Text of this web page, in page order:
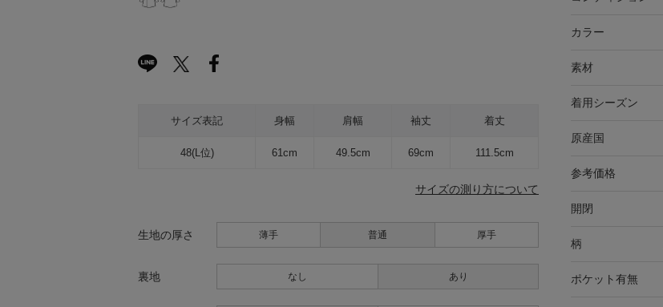
サイズ表記 身幅 肩幅 袖丈 着丈
48(L位) 61cm 49.5cm 69cm 111.5cm
サイズの測り方について
生地の厚さ 薄手 普通 厚手
裏地 なし あり
カラー
素材
着用シーズン
原産国
参考価格
開閉
柄
ポケット有無